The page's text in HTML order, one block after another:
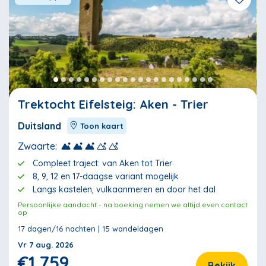
Trektocht Eifelsteig: Aken - Trier
Duitsland Toon kaart
Zwaarte:
Compleet traject: van Aken tot Trier
8, 9, 12 en 17-daagse variant mogelijk
Langs kastelen, vulkaanmeren en door het dal
Persoonlijke aandacht - na boeking nemen we altijd even contact
op
17 dagen/16 nachten | 15 wandeldagen
Vr 7 aug. 2026